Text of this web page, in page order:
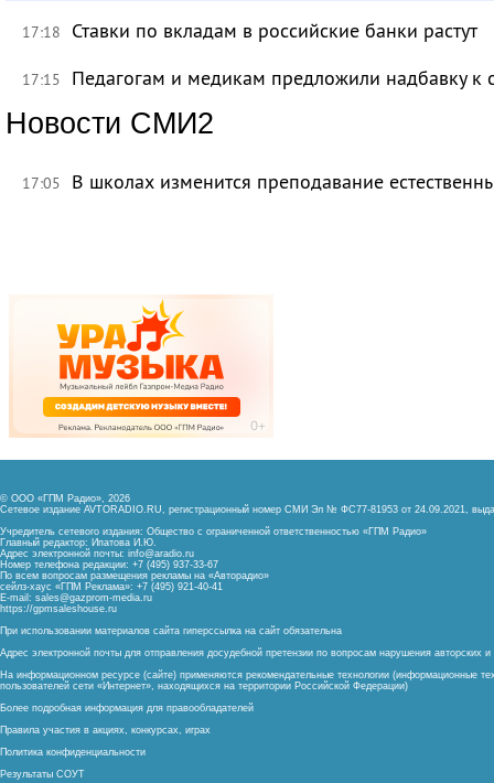
17:18 Ставки по вкладам в российские банки растут
17:15 Педагогам и медикам предложили надбавку к
Новости СМИ2
17:05 В школах изменится преподавание
© ООО «ГПМ Радио», 2026
Сетевое издание AVTORADIO.RU, регистрационный номер СМИ Эл № ФС77-81953 от 24.09.2021,
Учредитель сетевого издания: Общество с ограниченной ответственностью «ГПМ Радио»
Главный редактор: Ипатова И.Ю.
Адрес электронной почты: info@aradio.ru
Номер телефона редакции: +7 (495) 937-33-67
По всем вопросам размещения рекламы на «Авторадио»
сейлз-хаус «ГПМ Реклама»: +7 (495) 921-40-41
E-mail: sales@gazprom-media.ru
https://gpmsaleshouse.ru
При использовании материалов сайта гиперссылка на сайт обязательна
Адрес электронной почты для отправления досудебной претензии по вопросам нарушения авторских
На информационном ресурсе (сайте) применяются рекомендательные технологии (информационные
пользователей сети «Интернет», находящихся на территории Российской Федерации)
Более подробная информация для правообладателей
Правила участия в акциях, конкурсах, играх
Политика конфиденциальности
Результаты СОУТ